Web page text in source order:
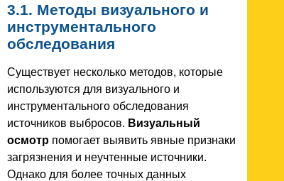
3.1. Методы визуального и
инструментального
обследования
Существует несколько методов, которые
используются для визуального и
инструментального обследования
источников выбросов. Визуальный
осмотр помогает выявить явные признаки
загрязнения и неучтенные источники.
Однако для более точных данных